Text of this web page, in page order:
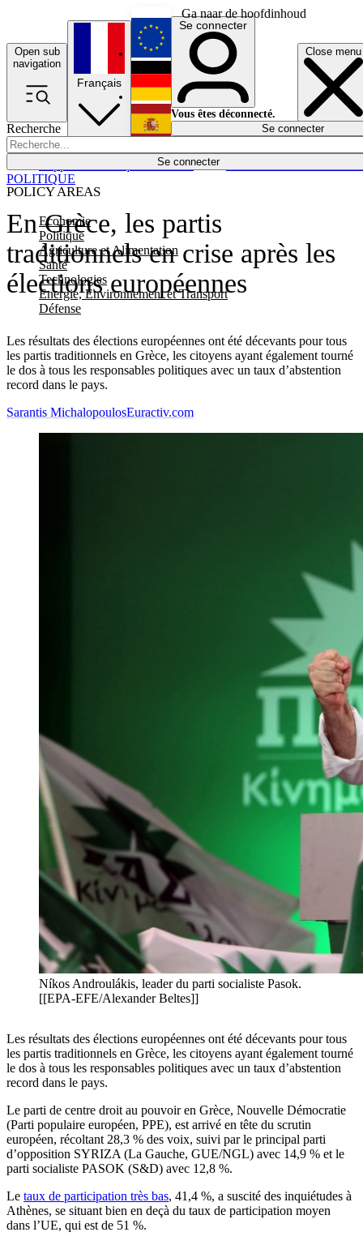
Ga naar de hoofdinhoud
Open sub
navigation
Close menu
Recherche
Se connecter
POLICY AREAS
Economie
Politique
Agriculture et Alimentation
Santé
Technologies
Energie, Environnement et Transport
Défense
Économie
Français
English
Deutsch
Español
Se connecter
Vous êtes déconnecté.
Se connecter
En Grèce, les partis
traditionnels en crise après les
élections européennes
Les résultats des élections européennes ont été décevants pour tous
les partis traditionnels en Grèce, les citoyens ayant également tourné
le dos à tous les responsables politiques avec un taux d’abstention
record dans le pays.
POLITIQUE
Sarantis MichalopoulosEuractiv.com
Níkos Androulákis, leader du parti socialiste Pasok.
[[EPA-EFE/Alexander Beltes]]
Les résultats des élections européennes ont été décevants pour tous
les partis traditionnels en Grèce, les citoyens ayant également tourné
le dos à tous les responsables politiques avec un taux d’abstention
record dans le pays.
Le parti de centre droit au pouvoir en Grèce, Nouvelle Démocratie
(Parti populaire européen, PPE), est arrivé en tête du scrutin
européen, récoltant 28,3 % des voix, suivi par le principal parti
d’opposition SYRIZA (La Gauche, GUE/NGL) avec 14,9 % et le
parti socialiste PASOK (S&D) avec 12,8 %.
Le taux de participation très bas, 41,4 %, a suscité des inquiétudes à
Athènes, se situant bien en deçà du taux de participation moyen
dans l’UE, qui est de 51 %.